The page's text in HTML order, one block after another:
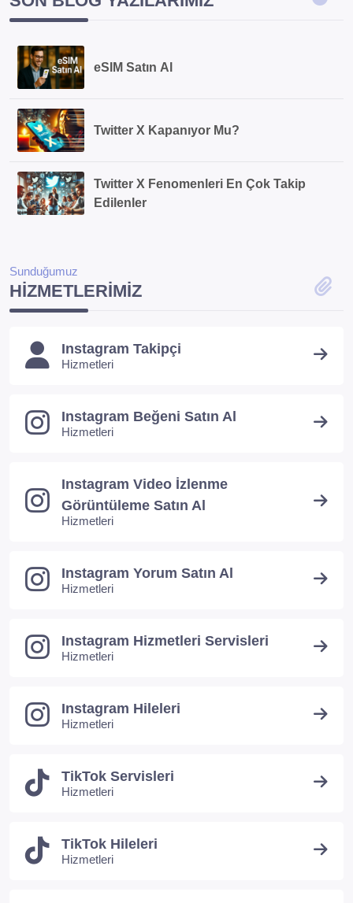
eSIM Satın Al
Twitter X Kapanıyor Mu?
Twitter X Fenomenleri En Çok Takip
Edilenler
Sunduğumuz
HIZMETLERIMIZ
Instagram Takipçi
Hizmetleri
Instagram Beğeni Satın Al
Hizmetleri
Instagram Video İzlenme
Görüntüleme Satın Al
Hizmetleri
Instagram Yorum Satın Al
Hizmetleri
Instagram Hizmetleri Servisleri
Hizmetleri
Instagram Hileleri
Hizmetleri
TikTok Servisleri
Hizmetleri
TikTok Hileleri
Hizmetleri